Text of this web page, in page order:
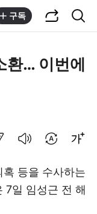
구독
환… 이번에
등을 수사하는
7일 임성근 전 해